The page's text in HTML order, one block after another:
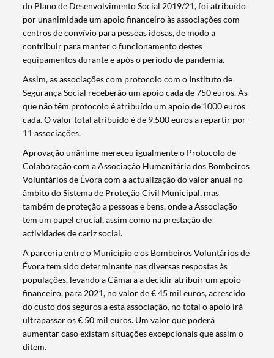
do Plano de Desenvolvimento Social 2019/21, foi atribuído
por unanimidade um apoio financeiro às associações com
centros de convívio para pessoas idosas, de modo a
contribuir para manter o funcionamento destes
equipamentos durante e após o período de pandemia.
Assim, as associações com protocolo com o Instituto de
Segurança Social receberão um apoio cada de 750 euros. Às
que não têm protocolo é atribuído um apoio de 1000 euros
cada. O valor total atribuído é de 9.500 euros a repartir por
11 associações.
Aprovação unânime mereceu igualmente o Protocolo de
Colaboração com a Associação Humanitária dos Bombeiros
Voluntários de Évora com a actualização do valor anual no
âmbito do Sistema de Proteção Civil Municipal, mas
também de proteção a pessoas e bens, onde a Associação
tem um papel crucial, assim como na prestação de
actividades de cariz social.
A parceria entre o Município e os Bombeiros Voluntários de
Évora tem sido determinante nas diversas respostas às
populações, levando a Câmara a decidir atribuir um apoio
financeiro, para 2021, no valor de € 45 mil euros, acrescido
do custo dos seguros a esta associação, no total o apoio irá
ultrapassar os € 50 mil euros. Um valor que poderá
aumentar caso existam situações excepcionais que assim o
ditem.